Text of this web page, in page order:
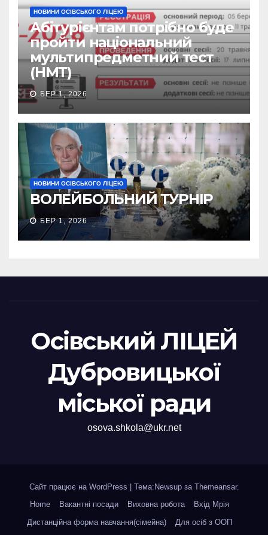
НОВИНИ ОСІВСЬКОГО ЛІЦЕЮ
Абітурієнтам потрібно буде
пройти національний
мультипредметний тест
(НМТ)
БЕР 1, 2026
НОВИНИ ОСІВСЬКОГО ЛІЦЕЮ
ВОЛЕЙБОЛЬНИЙ ТУРНІР
БЕР 1, 2026
Осівський ЛІЦЕЙ
Дубровицької
міської ради
osova.shkola@ukr.net
Сайт працює на WordPress Тема:Newsup за Themeansar.
Home
Вакантні посади Виховна робота
Вхід Мрія
Дистанційна форма навчання(сімейна)
Для осіб з ООП